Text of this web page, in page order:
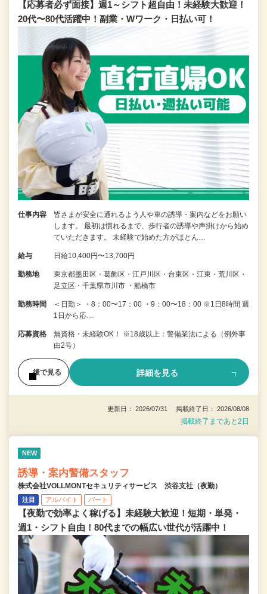
【応募者必ず面接】週1～シフト超自由！未経験大歓迎！
20代〜80代活躍中！副業・Wワーク・日払い可！
仕事内容
皆さまが安全に通れるよう人や車の誘導・案内などをお願い
します。 最初は慣れるまで、歩行者の誘導や声掛けから始め
ていただきます。 未経験で始めた方がほとん…
給与 日給10,400円〜13,700円
勤務地
東京都墨田区・葛飾区・江戸川区・台東区・江東・荒川区・
足立区・千葉県市川市 ・船橋市
勤務時間
＜日勤＞ ・8：00〜17：00 ・9：00〜18：00 ※1日8時間 週
1日から応…
応募資格
無資格・未経験OK！ ※18歳以上：警備業法による（例外事
由2号）
後で見る 詳細を見る
更新日： 2026/07/31 掲載終了日： 2026/08/08
掲載終了まであと2日
NEW
誘導・案内警備スタッフ
株式会社VOLLMONTセキュリティサービス 渋谷支社（夜勤）
注目 アルバイト パート
【夜勤で効率よく稼げる】未経験大歓迎！短期・単発・
週1・シフト自由！80代までの幅広い世代が活躍中！